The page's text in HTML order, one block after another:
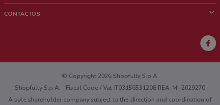
Trabaja con nosotros
Contacto comercial
CONTACTOS
¿Encontraste un problema en la web o en la aplicación?
© Copyright 2026 Shopfully S.p.A.
Shopfully S.p.A. - Fiscal Code / Vat IT03156531208 REA: MI-2029270
A sole shareholder company subject to the direction and coordination of